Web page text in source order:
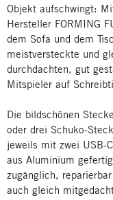
Objekt aufschwingt:
Hersteller FORMING
dem Sofa und dem
meistversteckte und
durchdachten, gut
Mitspieler auf
Die bildschönen
oder drei Schuko-
jeweils mit zwei USB-
aus Aluminium
zugänglich,
auch gleich